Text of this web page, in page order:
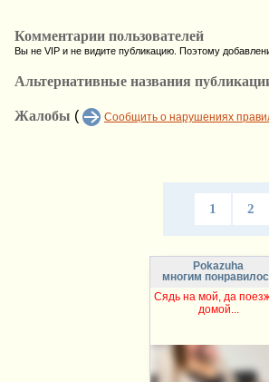
Комментарии пользователей
Вы не VIP и не видите публикацию. Поэтому
Альтернативные названия
Жалобы ( Сообщить о нарушениях
1 2
Pokazuha
многим
Сядь на мой, да
домой...